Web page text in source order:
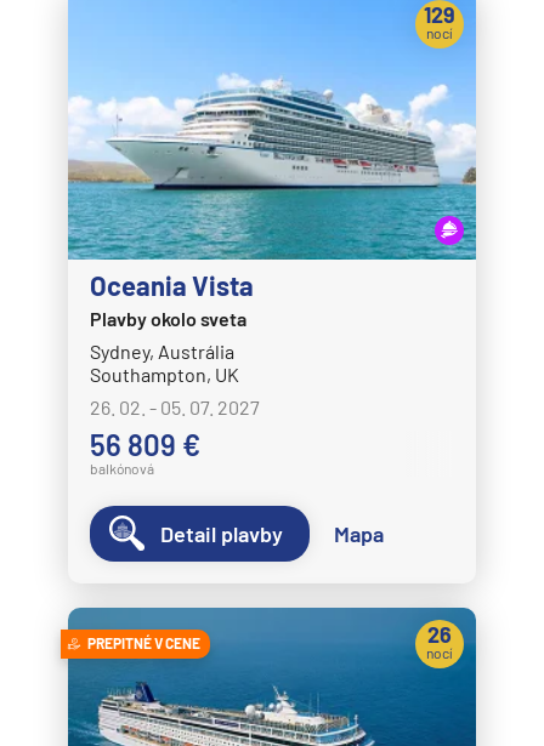
Oceania Vista
Plavby okolo sveta
Sydney, Austrália
Southampton, UK
26. 02. - 05. 07. 2027
56 809 €
balkónová
129
nocí
Detail plavby Mapa
PREPITNÉ V CENE 26
nocí